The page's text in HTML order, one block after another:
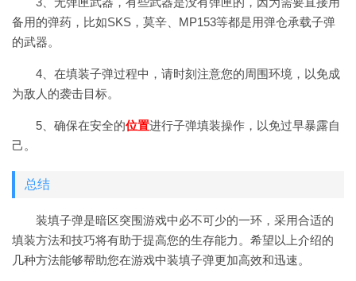
备用的弹药，比如SKS，莫辛、MP153等都是用弹仓承载子弹
的武器。
4、在填装子弹过程中，请时刻注意您的周围环境，以免成
为敌人的袭击目标。
5、确保在安全的位置进行子弹填装操作，以免过早暴露自
己。
总结
装填子弹是暗区突围游戏中必不可少的一环，采用合适的
填装方法和技巧将有助于提高您的生存能力。希望以上介绍的
几种方法能够帮助您在游戏中装填子弹更加高效和迅速。